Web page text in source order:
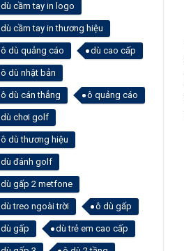
dù cầm tay in logo
dù cầm tay in thương hiệu
ô dù quảng cáo dù cao cấp
ô dù nhật bản
ô dù cán thẳng ô quảng cáo
dù chơi golf
ô dù thương hiệu
dù đánh golf
dù gấp 2 metfone
dù treo ngoài trời ô dù gấp
dù gấp dù trẻ em cao cấp